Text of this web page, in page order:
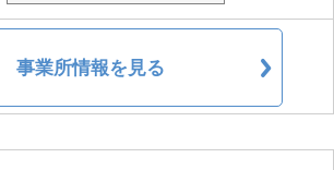
事業所情報を見る